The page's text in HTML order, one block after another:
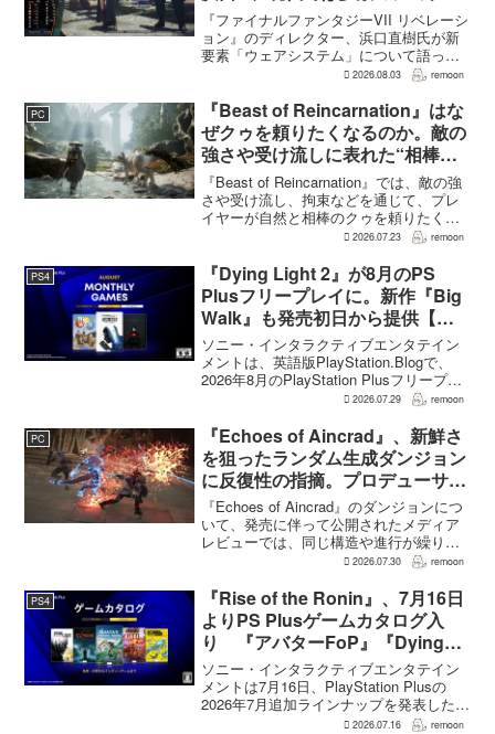
1作に盛り込むのは極めて困難と
説明
『ファイナルファンタジーVII リベレーシ
ョン』のディレクター、浜口直樹氏が新
要素「ウェアシステム」について語っ
た。本作では8人のパーティキャラクター
が、キャラクター数が多いため、作業量
はかなりのものにな...
2026.08.03 remoon
PC
『Beast of Reincarnation』はな
ぜクゥを頼りたくなるのか。敵の
強さや受け流しに表れた“相棒と
の共闘”設計
『Beast of Reincarnation』では、敵の強
さや受け流し、拘束などを通じて、プレ
イヤーが自然と相棒のクゥを頼りたくな
る戦闘が設計されている。そうした設計
ナリオライターを務めるゲームフリー
ク...
2026.07.23 remoon
PS4
『Dying Light 2』が8月のPS
Plusフリープレイに。新作『Big
Walk』も発売初日から提供【海
外発表】
ソニー・インタラクティブエンタテイン
メントは、英語版PlayStation.Blogで、
2026年8月のPlayStation Plusフリープレ
イとして『Dying Light 2 Stay Human:
2026.07.29 remoon
PC
『Echoes of Aincrad』、新鮮さ
を狙ったランダム生成ダンジョン
に反復性の指摘。プロデューサー
は発売前に採用理由を説明
『Echoes of Aincrad』のダンジョンにつ
いて、発売に伴って公開されたメディア
レビューでは、同じ構造や進行が繰り返
されるとの評価が出ている。発売前の7月
は、ゲーム総合プロデューサーの二見鷹
介氏が...
2026.07.30 remoon
PS4
『Rise of the Ronin』、7月16日
よりPS Plusゲームカタログ入
り 『アバターFoP』『Dying
Light』なども順次配信
ソニー・インタラクティブエンタテイン
メントは7月16日、PlayStation Plusの
2026年7月追加ラインナップを発表した。
幕末の日本を舞台とするTeam NINJAのオ
2026.07.16 remoon